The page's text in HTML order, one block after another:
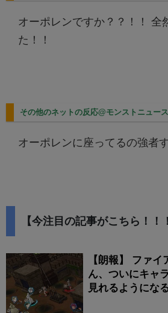
オーポレンですか？？！！ 全
た！！
その他のネットの反応@モンストニュー
オーポレンに座ってるの強者
【今注目の記事がこちら！！
【朗報】 ファ
ん、ついにキャ
見れるようにな